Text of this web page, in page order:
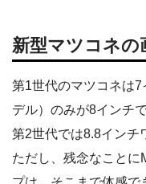
新型マツコネの
第1世代のマツコネは
デル）のみが8インチで
第2世代では8.8インチ
ただし、残念なことに